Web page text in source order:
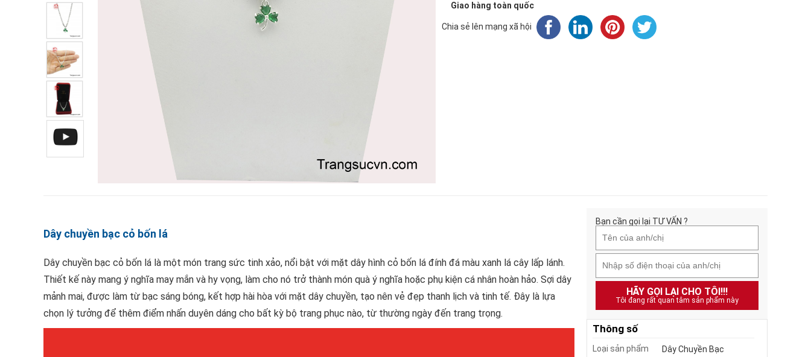
Giao hàng toàn quốc
Chia sẻ lên mạng xã hội
Dây chuyền bạc cỏ bốn lá
Dây chuyền bạc cỏ bốn lá là một món trang sức tinh xảo, nổi bật với mặt dây hình cỏ bốn lá đính đá màu xanh lá cây lấp lánh.
Thiết kế này mang ý nghĩa may mắn và hy vọng, làm cho nó trở thành món quà ý nghĩa hoặc phụ kiện cá nhân hoàn hảo. Sợi dây
mảnh mai, được làm từ bạc sáng bóng, kết hợp hài hòa với mặt dây chuyền, tạo nên vẻ đẹp thanh lịch và tinh tế. Đây là lựa
chọn lý tưởng để thêm điểm nhấn duyên dáng cho bất kỳ bộ trang phục nào, từ thường ngày đến trang trọng.
Bạn cần gọi lại TƯ VẤN ?
HÃY GỌI LẠI CHO TÔI!!!
Tôi đang rất quan tâm sản phẩm này
Thông số
Loại sản phẩm Dây Chuyền Bạc